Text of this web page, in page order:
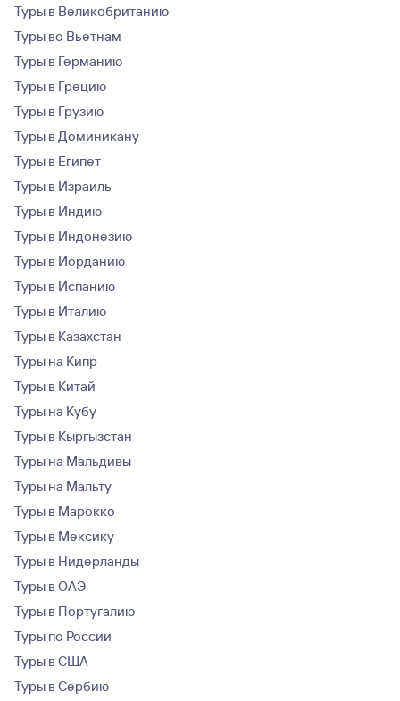
Туры в Великобританию
Туры во Вьетнам
Туры в Германию
Туры в Грецию
Туры в Грузию
Туры в Доминикану
Туры в Египет
Туры в Израиль
Туры в Индию
Туры в Индонезию
Туры в Иорданию
Туры в Испанию
Туры в Италию
Туры в Казахстан
Туры на Кипр
Туры в Китай
Туры на Кубу
Туры в Кыргызстан
Туры на Мальдивы
Туры на Мальту
Туры в Марокко
Туры в Мексику
Туры в Нидерланды
Туры в ОАЭ
Туры в Португалию
Туры по России
Туры в США
Туры в Сербию